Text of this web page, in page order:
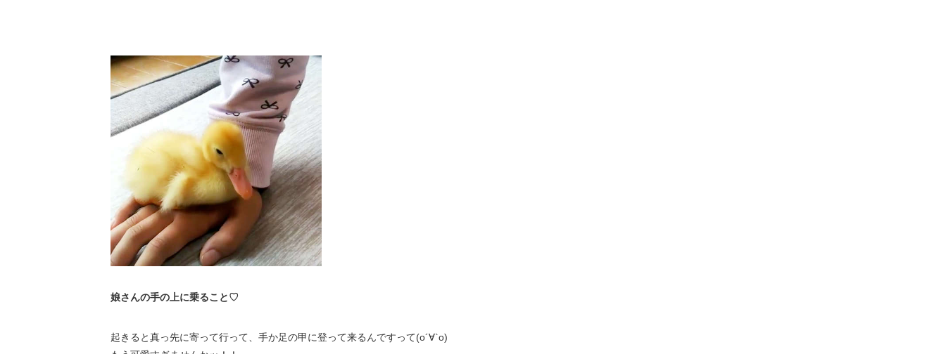
娘さんの手の上に乗ること♡
起きると真っ先に寄って行って、手か足の甲に登って来るんですって(о´∀`о)